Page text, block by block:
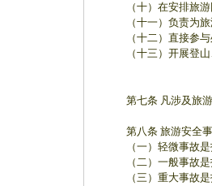
（十）在安排旅游团
（十一）负责为旅
（十二）直接参与处
（十三）开展登山、
第七条 凡涉及旅游
第八条 旅游安全事
（一）轻微事故是
（二）一般事故是指
（三）重大事故是指